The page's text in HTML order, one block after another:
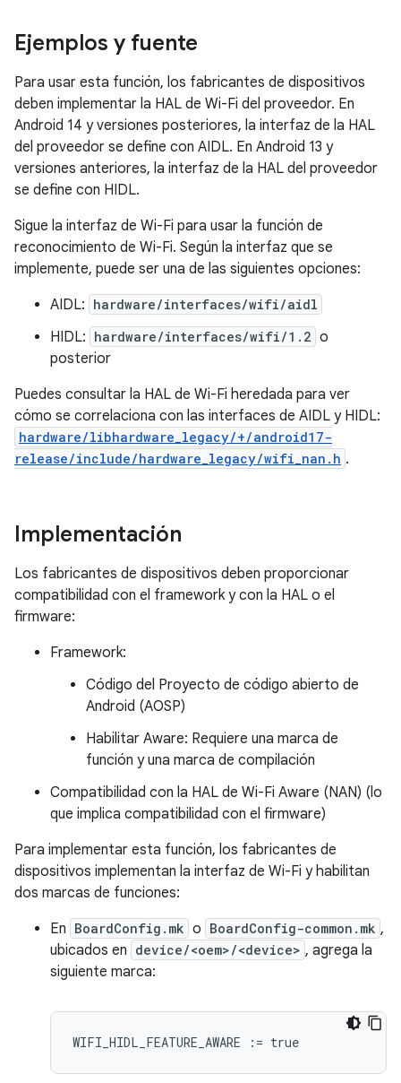
Ejemplos y fuente
Para usar esta función, los fabricantes de dispositivos
deben implementar la HAL de Wi-Fi del proveedor. En
Android 14 y versiones posteriores, la interfaz de la HAL
del proveedor se define con AIDL. En Android 13 y
versiones anteriores, la interfaz de la HAL del proveedor
se define con HIDL.
Sigue la interfaz de Wi-Fi para usar la función de
reconocimiento de Wi-Fi. Según la interfaz que se
implemente, puede ser una de las siguientes opciones:
AIDL: hardware/interfaces/wifi/aidl
HIDL: hardware/interfaces/wifi/1.2 o
posterior
Puedes consultar la HAL de Wi-Fi heredada para ver
cómo se correlaciona con las interfaces de AIDL y HIDL:
hardware/libhardware_legacy/+/android17-
release/include/hardware_legacy/wifi_nan.h .
Implementación
Los fabricantes de dispositivos deben proporcionar
compatibilidad con el framework y con la HAL o el
firmware:
Framework:
Código del Proyecto de código abierto de
Android (AOSP)
Habilitar Aware: Requiere una marca de
función y una marca de compilación
Compatibilidad con la HAL de Wi-Fi Aware (NAN) (lo
que implica compatibilidad con el firmware)
Para implementar esta función, los fabricantes de
dispositivos implementan la interfaz de Wi-Fi y habilitan
dos marcas de funciones:
En BoardConfig.mk o BoardConfig-common.mk ,
ubicados en device/<oem>/<device> , agrega la
siguiente marca:
WIFI_HIDL_FEATURE_AWARE := true